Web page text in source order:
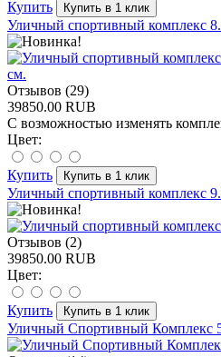
Купить
Уличный спортивный комплекс
Отзывов (29)
39850.00 RUB
С возможностью изменять
Цвет:
Купить
Уличный спортивный комплекс
Отзывов (2)
39850.00 RUB
Цвет:
Купить
Уличный Спортивный Комплекс